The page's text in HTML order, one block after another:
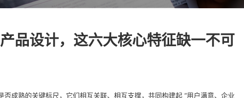
品设计，这六大核心特征缺一不可
成熟的关键标尺，它们相互关联、相互支撑，共同构建起 “用户满意、企业